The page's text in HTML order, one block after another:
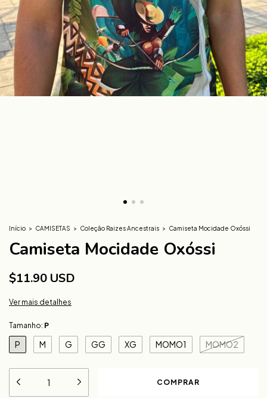
Início > CAMISETAS > Coleção Raizes Ancestrais > Camiseta Mocidade Oxóssi
Camiseta Mocidade Oxóssi
$11.90 USD
Ver mais detalhes
Tamanho: P
P M G GG XG MOMO1 MOMO2